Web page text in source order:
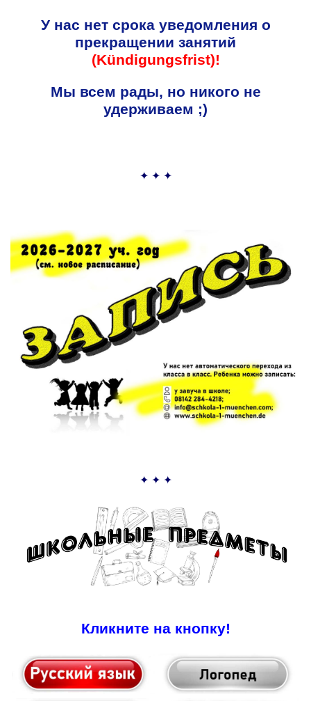
У нас нет срока уведомления о
прекращении занятий
(Kündigungsfrist)!
Мы всем рады, но никого не
удерживаем ;)
✦ ✦ ✦
✦ ✦ ✦
Кликните на кнопку!